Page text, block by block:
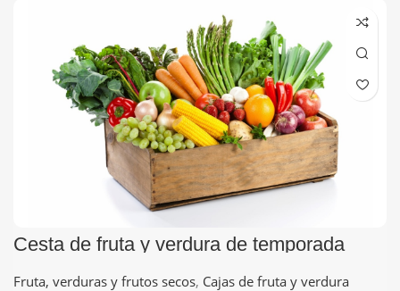
Cesta de fruta y verdura de temporada
Fruta, verduras y frutos secos, Cajas de fruta y verdura